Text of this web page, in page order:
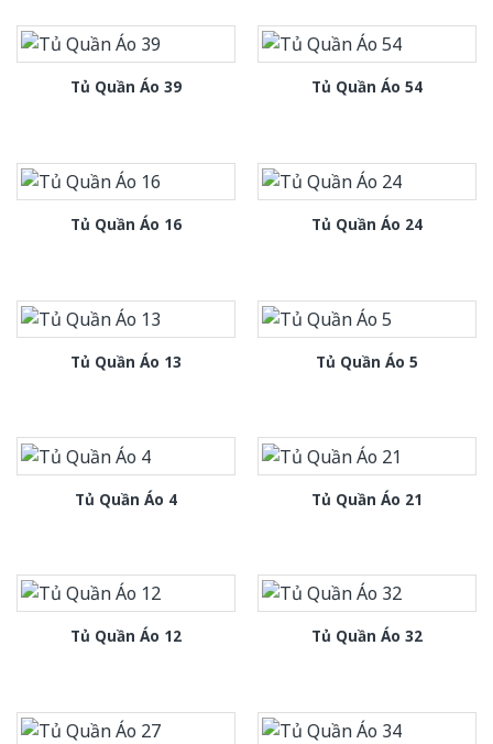
Tủ Quần Áo 39 Tủ Quần Áo 54
Tủ Quần Áo 16 Tủ Quần Áo 24
Tủ Quần Áo 13 Tủ Quần Áo 5
Tủ Quần Áo 4 Tủ Quần Áo 21
Tủ Quần Áo 12 Tủ Quần Áo 32